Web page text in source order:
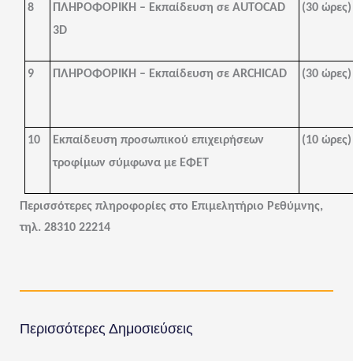
8 ΠΛΗΡΟΦΟΡΙΚΗ – Εκπαίδευση σε AUTOCAD
3D
(30 ώρες)
9 ΠΛΗΡΟΦΟΡΙΚΗ – Εκπαίδευση σε ARCHICAD (30 ώρες)
10
Εκπαίδευση προσωπικού επιχειρήσεων
τροφίμων σύμφωνα με ΕΦΕΤ
(10 ώρες)
Περισσότερες πληροφορίες στο Επιμελητήριο Ρεθύμνης,
τηλ. 28310 22214
Περισσότερες Δημοσιεύσεις